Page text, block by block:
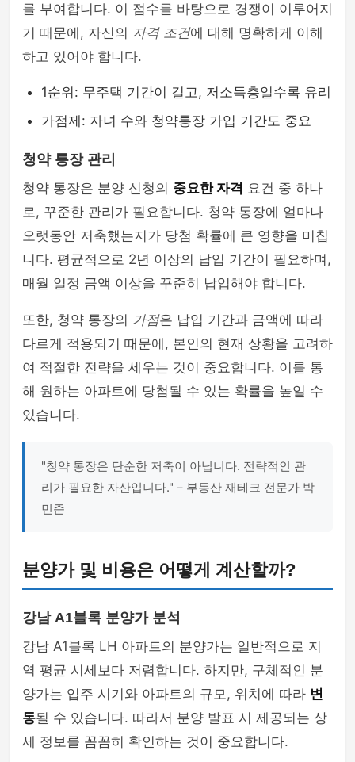
를 부여합니다. 이 점수를 바탕으로 경쟁이 이루어지
기 때문에, 자신의 자격 조건에 대해 명확하게 이해
하고 있어야 합니다.
1순위: 무주택 기간이 길고, 저소득층일수록 유리
가점제: 자녀 수와 청약통장 가입 기간도 중요
청약 통장 관리
청약 통장은 분양 신청의 중요한 자격 요건 중 하나
로, 꾸준한 관리가 필요합니다. 청약 통장에 얼마나
오랫동안 저축했는지가 당첨 확률에 큰 영향을 미칩
니다. 평균적으로 2년 이상의 납입 기간이 필요하며,
매월 일정 금액 이상을 꾸준히 납입해야 합니다.
또한, 청약 통장의 가점은 납입 기간과 금액에 따라
다르게 적용되기 때문에, 본인의 현재 상황을 고려하
여 적절한 전략을 세우는 것이 중요합니다. 이를 통
해 원하는 아파트에 당첨될 수 있는 확률을 높일 수
있습니다.
"청약 통장은 단순한 저축이 아닙니다. 전략적인 관
리가 필요한 자산입니다." – 부동산 재테크 전문가 박
민준
분양가 및 비용은 어떻게 계산할까?
강남 A1블록 분양가 분석
강남 A1블록 LH 아파트의 분양가는 일반적으로 지
역 평균 시세보다 저렴합니다. 하지만, 구체적인 분
양가는 입주 시기와 아파트의 규모, 위치에 따라 변
동될 수 있습니다. 따라서 분양 발표 시 제공되는 상
세 정보를 꼼꼼히 확인하는 것이 중요합니다.